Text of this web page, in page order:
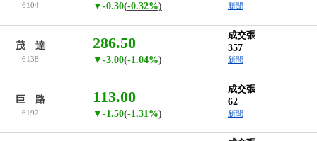
6104 ▼-0.30(-0.32%) 新聞
茂 達
6138
286.50
▼-3.00(-1.04%)
成交張
357
新聞
巨 路
6192
113.00
▼-1.50(-1.31%)
成交張
62
新聞